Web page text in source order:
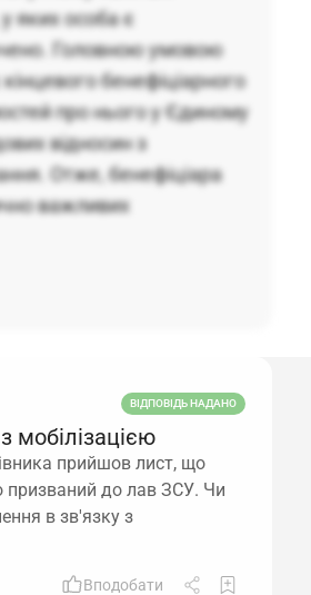
яких особа є
Головною умовою
бенефіціарного
про нього у Єдиному
відносин з
Отже, бенефіціара
важливих
ВІДПОВІДЬ НАДАНО
мобілізацією
прийшов лист, що
призваний до лав ЗСУ. Чи
в зв'язку з
Вподобати